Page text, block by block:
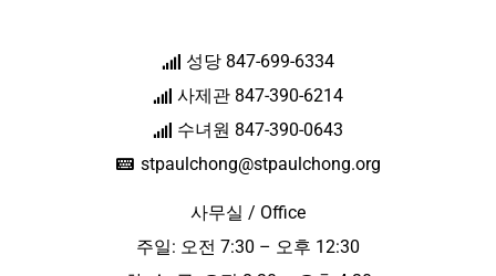
성당 847-699-6334
사제관 847-390-6214
수녀원 847-390-0643
stpaulchong@stpaulchong.org
사무실 / Office
주일: 오전 7:30 – 오후 12:30